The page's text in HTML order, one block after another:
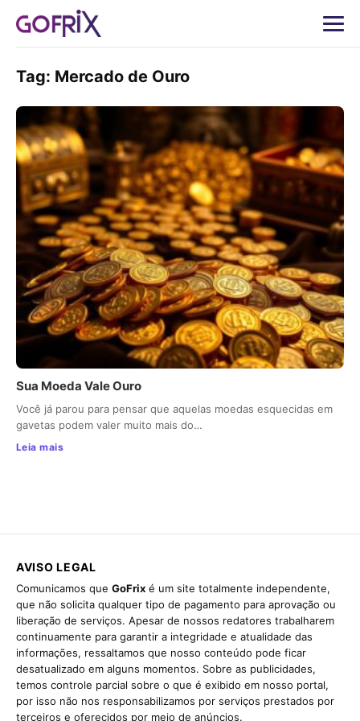
Tag: Mercado de Ouro
Sua Moeda Vale Ouro
Você já parou para pensar que aquelas moedas esquecidas em
gavetas podem valer muito mais do…
Leia mais
AVISO LEGAL
Comunicamos que GoFrix é um site totalmente independente,
que não solicita qualquer tipo de pagamento para aprovação ou
liberação de serviços. Apesar de nossos redatores trabalharem
continuamente para garantir a integridade e atualidade das
informações, ressaltamos que nosso conteúdo pode ficar
desatualizado em alguns momentos. Sobre as publicidades,
temos controle parcial sobre o que é exibido em nosso portal,
por isso não nos responsabilizamos por serviços prestados por
terceiros e oferecidos por meio de anúncios.